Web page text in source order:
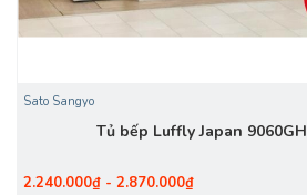
Sato Sangyo
Tủ bếp Luffly Japan 9060GH
2.240.000₫ - 2.870.000₫